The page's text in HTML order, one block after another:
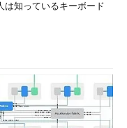
は知っているキーボード